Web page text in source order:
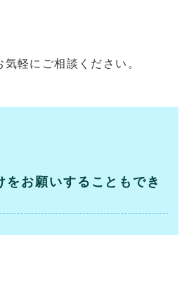
軽にご相談ください。
をお願いすることもでき